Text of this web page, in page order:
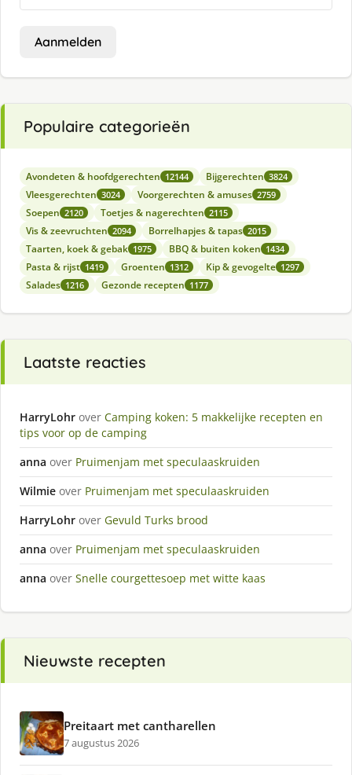
Aanmelden
Populaire categorieën
Avondeten & hoofdgerechten 12144 Bijgerechten 3824
Vleesgerechten 3024 Voorgerechten & amuses 2759
Soepen 2120 Toetjes & nagerechten 2115
Vis & zeevruchten 2094 Borrelhapjes & tapas 2015
Taarten, koek & gebak 1975 BBQ & buiten koken 1434
Pasta & rijst 1419 Groenten 1312 Kip & gevogelte 1297
Salades 1216 Gezonde recepten 1177
Laatste reacties
HarryLohr over Camping koken: 5 makkelijke recepten en
tips voor op de camping
anna over Pruimenjam met speculaaskruiden
Wilmie over Pruimenjam met speculaaskruiden
HarryLohr over Gevuld Turks brood
anna over Pruimenjam met speculaaskruiden
anna over Snelle courgettesoep met witte kaas
Nieuwste recepten
Preitaart met cantharellen
7 augustus 2026